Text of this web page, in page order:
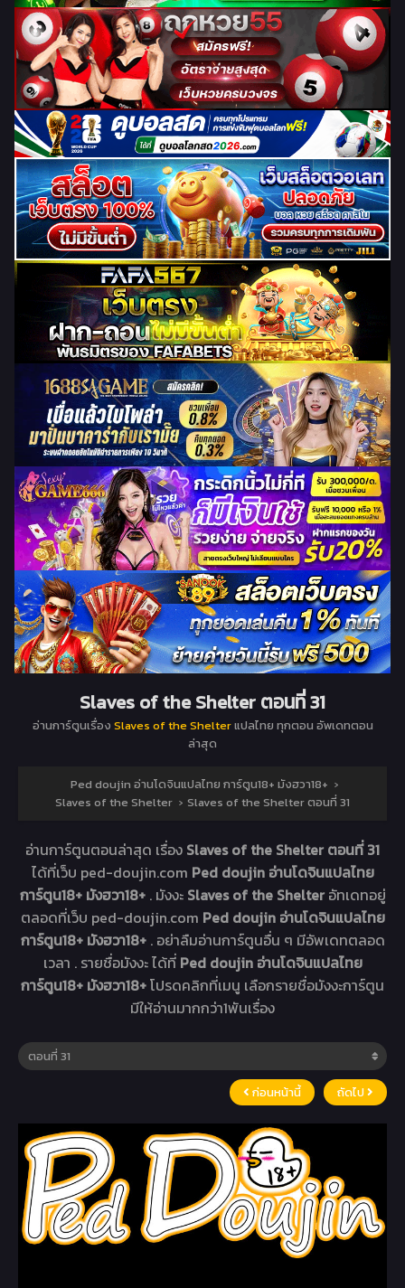
Slaves of the Shelter ตอนที่ 31
อ่านการ์ตูนเรื่อง Slaves of the Shelterแปลไทย ทุกตอน อัพเดทตอน
ล่าสุด
Ped doujin อ่านโดจินแปลไทย การ์ตูน18+ มังฮวา18+ ›
Slaves of the Shelter › Slaves of the Shelter ตอนที่ 31
อ่านการ์ตูนตอนล่าสุด เรื่อง Slaves of the Shelter ตอนที่ 31
ได้ที่เว็บ ped-doujin.com Ped doujin อ่านโดจินแปลไทย
การ์ตูน18+ มังฮวา18+ . มังงะ Slaves of the Shelter อัทเดทอยู่
ตลอดที่เว็บ ped-doujin.com Ped doujin อ่านโดจินแปลไทย
การ์ตูน18+ มังฮวา18+ . อย่าลืมอ่านการ์ตูนอื่น ๆ มีอัพเดทตลอด
เวลา . รายชื่อมังงะ ได้ที่ Ped doujin อ่านโดจินแปลไทย
การ์ตูน18+ มังฮวา18+โปรดคลิกที่เมนู เลือกรายชื่อมังงะการ์ตูน
มีให้อ่านมากกว่า1พันเรื่อง
ก่อนหน้านี้ ถัดไป